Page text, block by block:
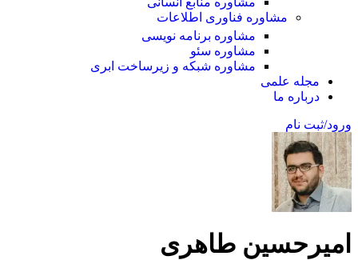
مشاوره فناوری اطلاعات
مشاوره برنامه نویسی
مشاوره سئو
مشاوره شبکه و زیرساخت ابری
مجله علمی
درباره ما
ورود/ثبت نام
امیرحسین طاهری